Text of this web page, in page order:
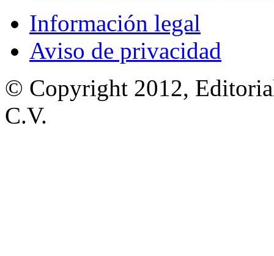
Información legal
Aviso de privacidad
© Copyright 2012,
C.V.